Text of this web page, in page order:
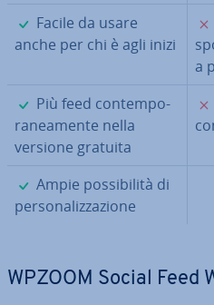
✓
Facile da usare
anche per chi è agli inizi
a
✓
Più feed con­tem­po­
ra­nea­men­te nella
versione gratuita
✓
Ampie pos­si­bi­li­tà di
per­so­na­liz­za­zio­ne
WPZOOM Social Feed